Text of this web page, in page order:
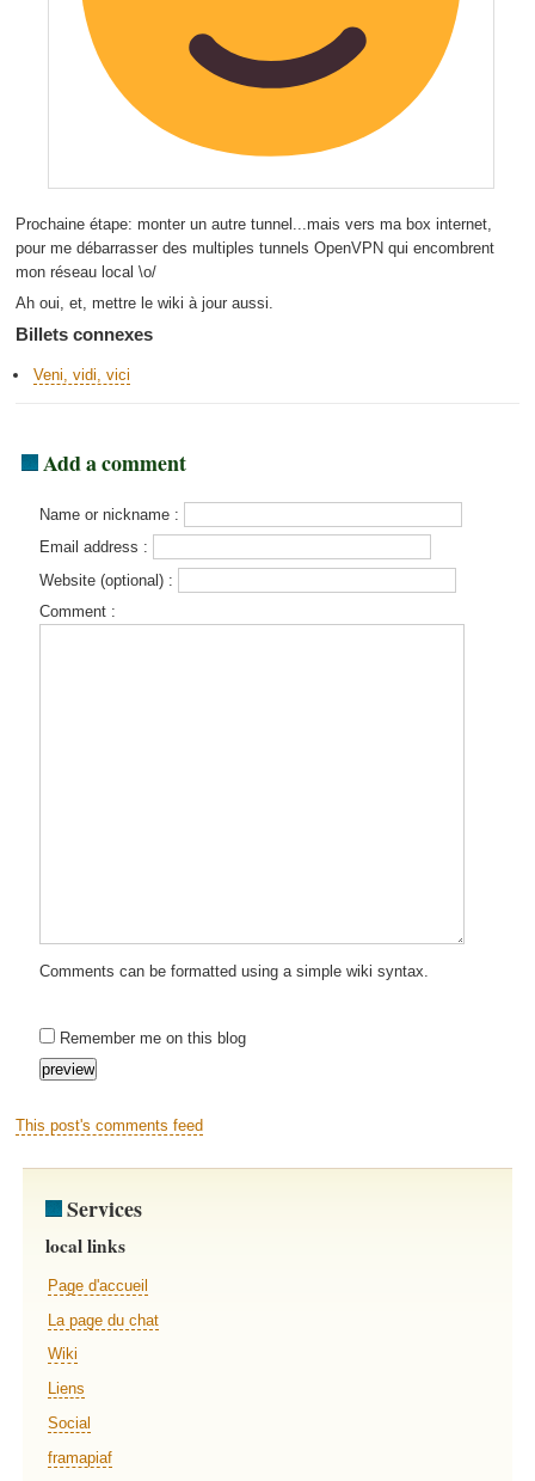
Prochaine étape: monter un autre tunnel...mais vers ma box internet,
pour me débarrasser des multiples tunnels OpenVPN qui encombrent
mon réseau local \o/
Ah oui, et, mettre le wiki à jour aussi.
Billets connexes
Veni, vidi, vici
Add a comment
Name or nickname :
Email address :
Website (optional) :
Comment :
Comments can be formatted using a simple wiki syntax.
Remember me on this blog
This post's comments feed
Services
local links
Page d'accueil
La page du chat
Wiki
Liens
Social
framapiaf